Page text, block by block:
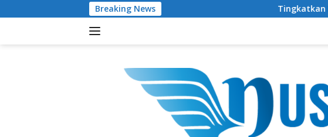
ke
Breaking News Tingkatkan Kualitas